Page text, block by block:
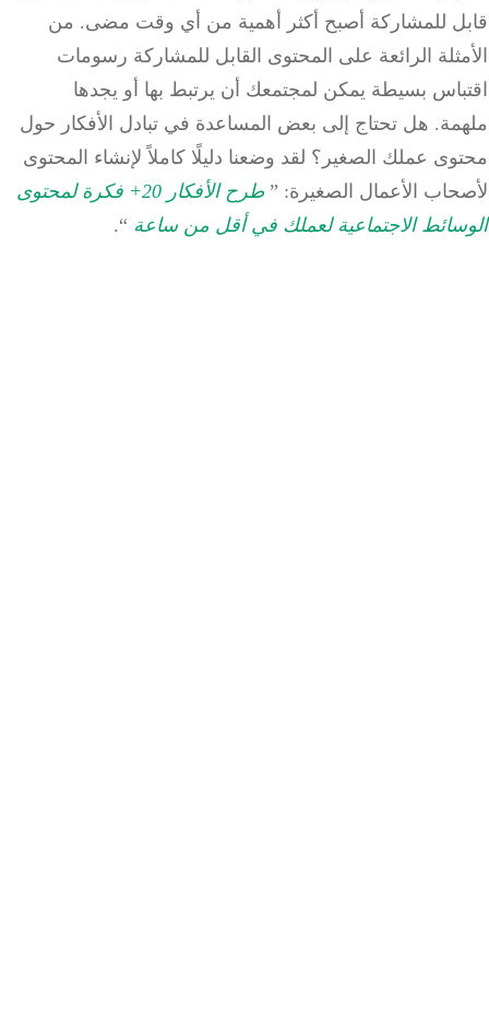
للمشاركة أصبح أكثر أهمية من أي وقت مضى. من
الرائعة على المحتوى القابل للمشاركة رسومات
بسيطة يمكن لمجتمعك أن يرتبط بها أو يجدها
هل تحتاج إلى بعض المساعدة في تبادل الأفكار حول
عملك الصغير؟ لقد وضعنا دليلًا كاملاً لإنشاء المحتوى
الأعمال الصغيرة: ”
طرح الأفكار 20+ فكرة لمحتوى
الاجتماعية لعملك في أقل من ساعة“.